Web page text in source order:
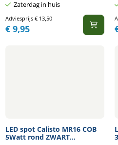
Zaterdag in huis
Adviesprijs €13,50
€9,95
LED spot Calisto MR16 COB
5Watt rond ZWART...